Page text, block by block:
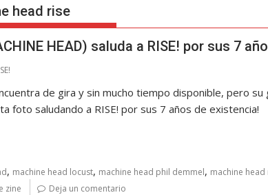
head rise
HEAD) saluda a RISE! por sus 7
de gira y sin mucho tiempo disponible, pero
foto saludando a RISE! por sus 7 años de existencia!
, machine head locust, machine head phil demmel, machine head
zine Deja un comentario